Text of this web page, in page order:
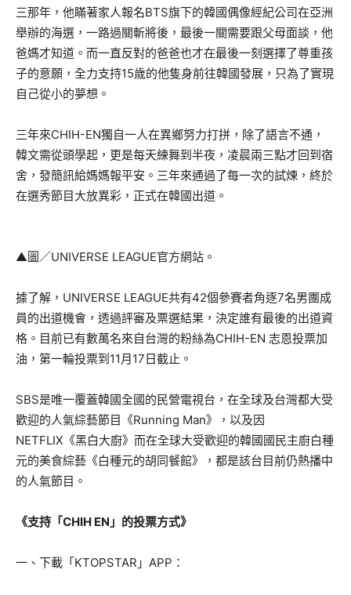
三那年，他瞞著家人報名BTS旗下的韓國偶像經紀公司在亞洲
舉辦的海選，一路過關斬將後，最後一關需要跟父母面談，他
爸媽才知道。而一直反對的爸爸也才在最後一刻選擇了尊重孩
子的意願，全力支持15歲的他隻身前往韓國發展，只為了實現
自己從小的夢想。
三年來CHIH-EN獨自一人在異鄉努力打拼，除了語言不通，
韓文需從頭學起，更是每天練舞到半夜，凌晨兩三點才回到宿
舍，發簡訊給媽媽報平安。三年來通過了每一次的試煉，終於
在選秀節目大放異彩，正式在韓國出道。
▲圖／UNIVERSE LEAGUE官方網站。
據了解，UNIVERSE LEAGUE共有42個參賽者角逐7名男團成
員的出道機會，透過評審及票選結果，決定誰有最後的出道資
格。目前已有數萬名來自台灣的粉絲為CHIH-EN 志恩投票加
油，第一輪投票到11月17日截止。
SBS是唯一覆蓋韓國全國的民營電視台，在全球及台灣都大受
歡迎的人氣綜藝節目《Running Man》，以及因
NETFLIX《黑白大廚》而在全球大受歡迎的韓國國民主廚白種
元的美食綜藝《白種元的胡同餐館》，都是該台目前仍熱播中
的人氣節目。
《支持「CHIH EN」的投票方式》
一、下載「KTOPSTAR」APP：